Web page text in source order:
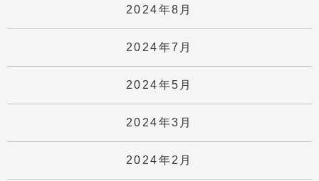
2024年8月
2024年7月
2024年5月
2024年3月
2024年2月